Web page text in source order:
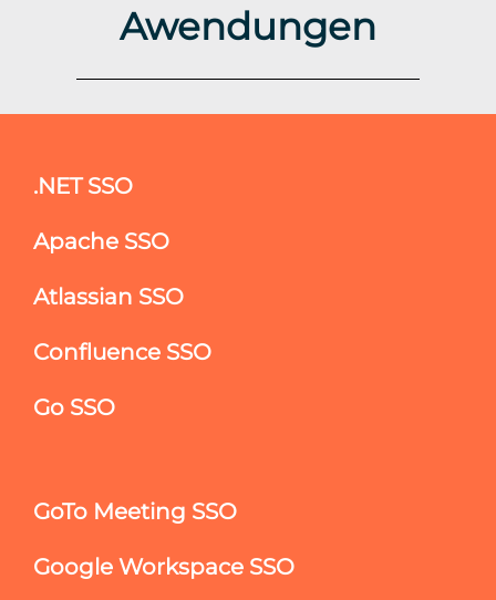
Awendungen
.NET SSO
Apache SSO
Atlassian SSO
Confluence SSO
Go SSO
GoTo Meeting SSO
Google Workspace SSO